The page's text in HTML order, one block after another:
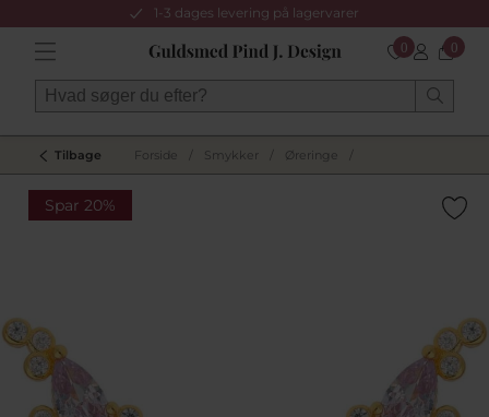
1-3 dages levering på lagervarer
0 0
Tilbage Forside Smykker Øreringe
Spar 20%